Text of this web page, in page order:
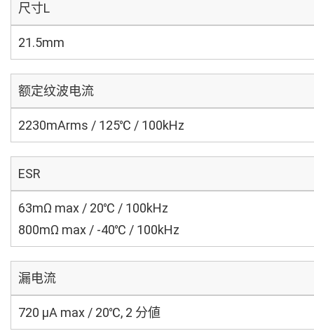
尺寸L
21.5mm
额定纹波电流
2230mArms / 125℃ / 100kHz
ESR
63mΩ max / 20℃ / 100kHz
800mΩ max / -40℃ / 100kHz
漏电流
720 μA max / 20℃, 2 分値